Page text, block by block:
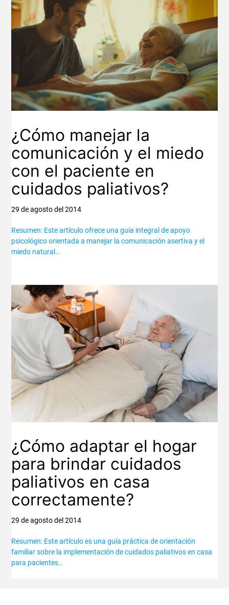
¿Cómo manejar la
comunicación y el miedo
con el paciente en
cuidados paliativos?
29 de agosto del 2014
Resumen: Este artículo ofrece una guía integral de apoyo
psicológico orientada a manejar la comunicación asertiva y el
miedo natural…
¿Cómo adaptar el hogar
para brindar cuidados
paliativos en casa
correctamente?
29 de agosto del 2014
Resumen: Este artículo es una guía práctica de orientación
familiar sobre la implementación de cuidados paliativos en casa
para pacientes…